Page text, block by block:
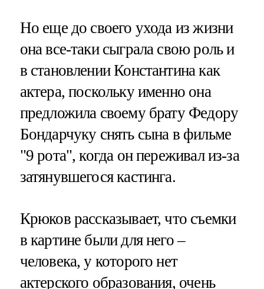
Но еще до своего ухода из жизни
она все-таки сыграла свою роль и
в становлении Константина как
актера, поскольку именно она
предложила своему брату Федору
Бондарчуку снять сына в фильме
"9 рота", когда он переживал из-за
затянувшегося кастинга.
Крюков рассказывает, что съемки
в картине были для него –
человека, у которого нет
актерского образования, очень